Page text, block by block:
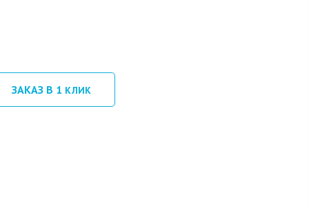
ЗАКАЗ В 1 КЛИК